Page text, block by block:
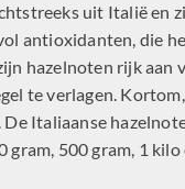
uit Italië en
antioxidanten, die
hazelnoten rijk aan
te verlagen.
Italiaanse
500 gram, 1 kilo